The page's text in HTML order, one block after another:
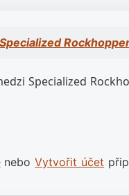
Specialized
neboVytvořit účet